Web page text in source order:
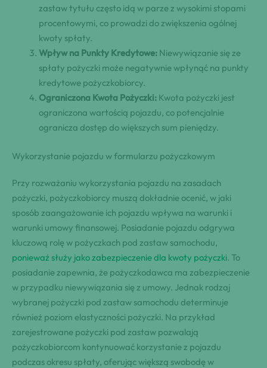
zastaw tytułu często idą w parze z wysokimi stopami
procentowymi, co prowadzi do zwiększenia ogólnej
kwoty spłaty.
Wpływ na Punkty Kredytowe: Niewywiązanie się ze
spłaty pożyczki może negatywnie wpłynąć na punkty
kredytowe pożyczkobiorcy.
Ograniczona Kwota Pożyczki: Kwota pożyczki jest
ograniczona wartością pojazdu, co potencjalnie
ogranicza dostęp do większych sum pieniędzy.
Wykorzystanie pojazdu w formularzu pożyczkowym
Przy rozważaniu wykorzystania pojazdu na zasadach
pożyczki, pożyczkobiorcy muszą dokładnie ocenić, w jaki
sposób zaangażowanie ich pojazdu wpływa na warunki i
warunki umowy finansowej. Posiadanie pojazdu odgrywa
kluczową rolę w pożyczkach pod zastaw samochodu,
ponieważ służy jako zabezpieczenie dla kwoty pożyczki. To
posiadanie zapewnia, że pożyczkodawca ma zabezpieczenie
w przypadku niewywiązania się z umowy. Jednak rodzaj
wybranej pożyczki pod zastaw samochodu determinuje
również poziom elastyczności pożyczki. Na przykład
zarejestrowane pożyczki pod zastaw pozwalają
pożyczkobiorcom kontynuować korzystanie z pojazdu
podczas okresu spłaty, oferując większą swobodę w